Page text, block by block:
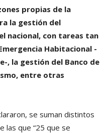
propias de la
la gestión del
nacional, con tareas tan
Habitacional -
, la gestión del Banco de
entre otras
se suman distintos
las que “25 que se